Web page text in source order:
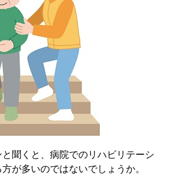
聞くと、病院でのリハビリテーシ
が多いのではないでしょうか。